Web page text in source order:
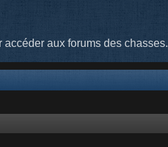
aux forums des chasses.